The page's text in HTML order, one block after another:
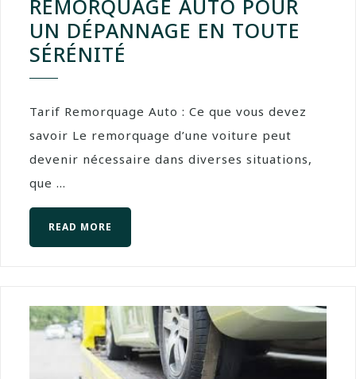
REMORQUAGE AUTO POUR
UN DÉPANNAGE EN TOUTE
SÉRÉNITÉ
Tarif Remorquage Auto : Ce que vous devez
savoir Le remorquage d’une voiture peut
devenir nécessaire dans diverses situations,
que ...
READ MORE